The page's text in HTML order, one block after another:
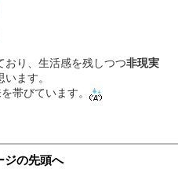
り、 生活感を残しつつ非現実
ます。
帯びています。
ジの先頭へ